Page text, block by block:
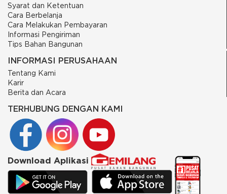
Syarat dan Ketentuan
Cara Berbelanja
Cara Melakukan Pembayaran
Informasi Pengiriman
Tips Bahan Bangunan
INFORMASI PERUSAHAAN
Tentang Kami
Karir
Berita dan Acara
TERHUBUNG DENGAN KAMI
Download Aplikasi